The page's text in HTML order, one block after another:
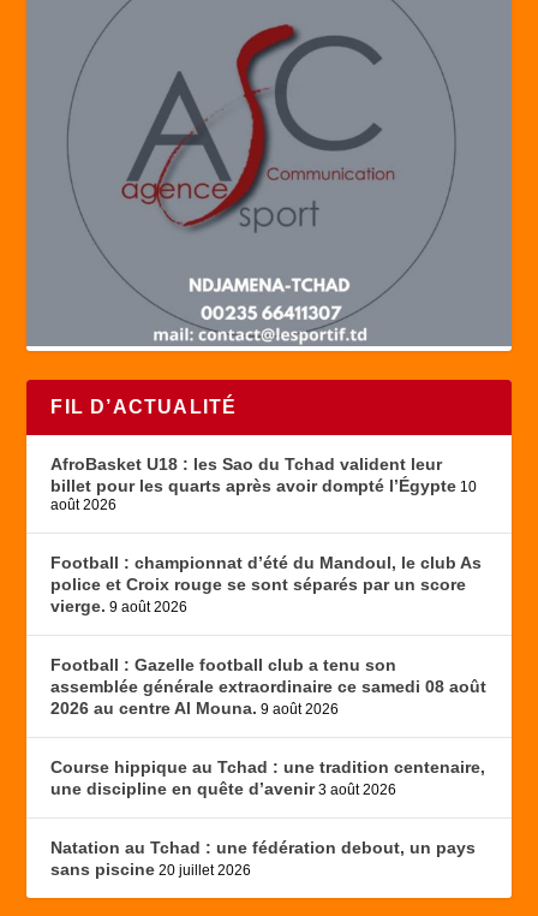
FIL D’ACTUALITÉ
AfroBasket U18 : les Sao du Tchad valident leur
billet pour les quarts après avoir dompté l’Égypte 10
août 2026
Football : championnat d’été du Mandoul, le club As
police et Croix rouge se sont séparés par un score
vierge. 9 août 2026
Football : Gazelle football club a tenu son
assemblée générale extraordinaire ce samedi 08 août
2026 au centre Al Mouna. 9 août 2026
Course hippique au Tchad : une tradition centenaire,
une discipline en quête d’avenir 3 août 2026
Natation au Tchad : une fédération debout, un pays
sans piscine 20 juillet 2026